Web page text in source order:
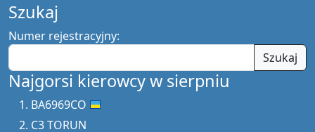
Szukaj
Numer rejestracyjny:
Szukaj
Najgorsi kierowcy w sierpniu
BA6969CO
C3 TORUN